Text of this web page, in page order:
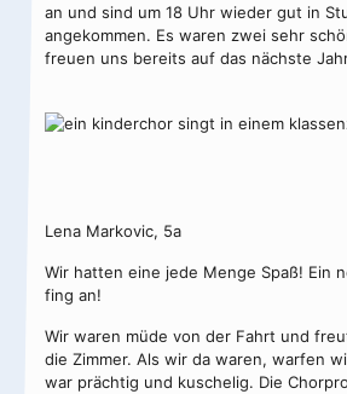
an und sind um 18 Uhr wieder gut in
angekommen. Es waren zwei sehr
freuen uns bereits auf das nächste
Lena Markovic, 5a
Wir hatten eine jede Menge Spaß! Ein
fing an!
Wir waren müde von der Fahrt und
die Zimmer. Als wir da waren, warfen
war prächtig und kuschelig. Die